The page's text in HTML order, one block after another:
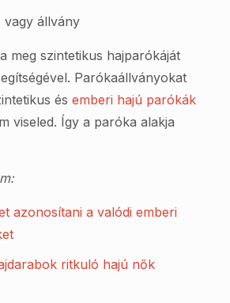
vagy állvány
meg szintetikus hajparókáját
Parókaállványokat
és emberi hajú parókák
viseled. Így a paróka alakja
azonosítani a valódi emberi
ritkuló hajú nők